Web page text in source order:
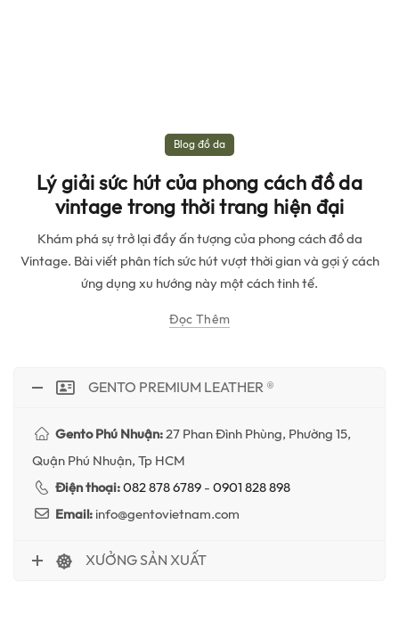
Blog đồ da
Lý giải sức hút của phong cách đồ da
vintage trong thời trang hiện đại
Khám phá sự trở lại đầy ấn tượng của phong cách đồ da
Vintage. Bài viết phân tích sức hút vượt thời gian và gợi ý cách
ứng dụng xu hướng này một cách tinh tế.
Đọc Thêm
GENTO PREMIUM LEATHER ®
Gento Phú Nhuận:27 Phan Đình Phùng, Phường 15,
Quận Phú Nhuận, Tp HCM
Điện thoại:082 878 6789-0901 828 898
Email:info@gentovietnam.com
XƯỞNG SẢN XUẤT